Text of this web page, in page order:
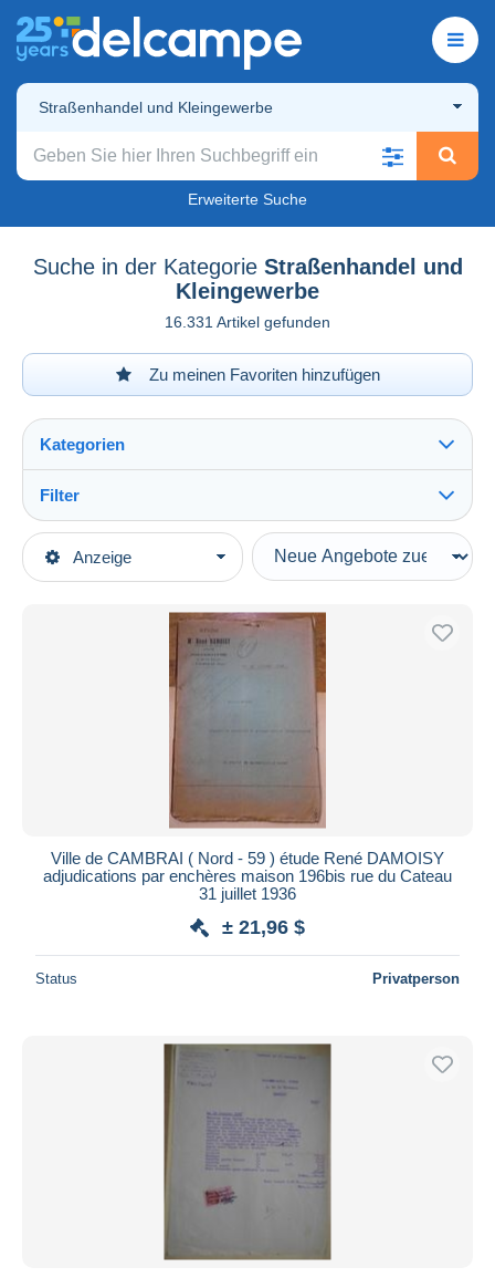
Straßenhandel und Kleingewerbe
Erweiterte Suche
Suche in der Kategorie Straßenhandel und
Kleingewerbe
16.331 Artikel gefunden
Zu meinen Favoriten hinzufügen
Anzeige
Kategorien
Hauptkategorien
Straßenhandel und Kleingewerbe
Filter
Art der Verkäufe
Laufende Angebote
Auktionen mit Geboten
Auktionen ohne Gebote
Auktionshäuser
Alle Laufzeiten
Endet in
Von $
Zahlungsmethoden
Banküberweisung
Ville de CAMBRAI ( Nord - 59 ) étude René DAMOISY
adjudications par enchères maison 196bis rue du Cateau
31 juillet 1936
± 21,96 $
Status Privatperson